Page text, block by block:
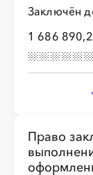
Заключён
1 686
Право
░